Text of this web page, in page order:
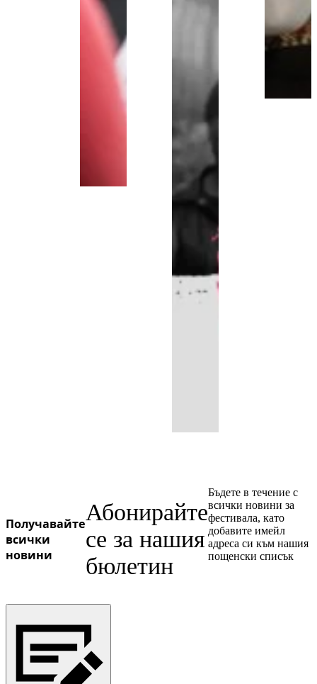
Получавайте
всички
новини
Абонирайте
се за нашия
бюлетин
Бъдете в течение с
всички новини за
фестивала, като
добавите имейл
адреса си към нашия
пощенски списък